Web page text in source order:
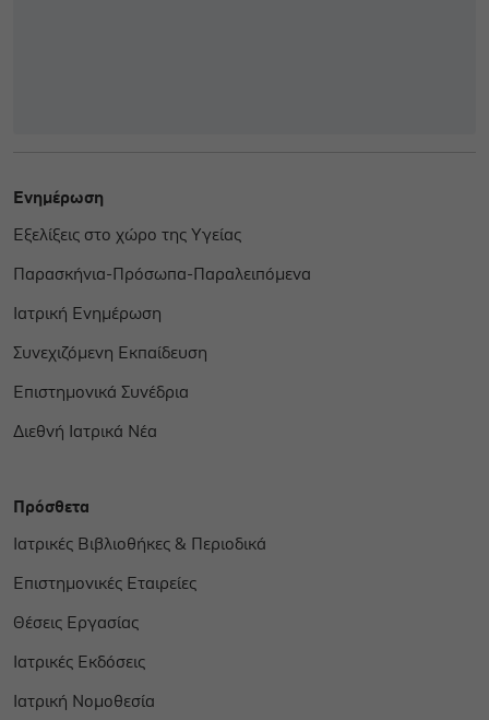
Ενημέρωση
Εξελίξεις στο χώρο της Υγείας
Παρασκήνια-Πρόσωπα-Παραλειπόμενα
Ιατρική Ενημέρωση
Συνεχιζόμενη Εκπαίδευση
Επιστημονικά Συνέδρια
Διεθνή Ιατρικά Νέα
Πρόσθετα
Ιατρικές Βιβλιοθήκες & Περιοδικά
Επιστημονικές Εταιρείες
Θέσεις Εργασίας
Ιατρικές Εκδόσεις
Ιατρική Νομοθεσία